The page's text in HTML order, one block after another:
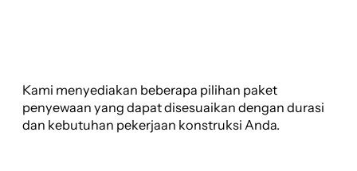
Kami menyediakan beberapa pilihan paket
penyewaan yang dapat disesuaikan dengan durasi
dan kebutuhan pekerjaan konstruksi Anda.